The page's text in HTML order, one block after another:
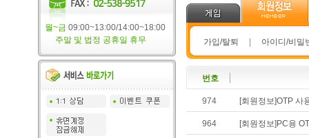
월~금 09:00~13:00/14:00~18:00
주말 및 법정 공휴일 휴무
가입/탈퇴 아이디/비밀
번호
974 [회원정보]OTP 사
964 [회원정보]PC용